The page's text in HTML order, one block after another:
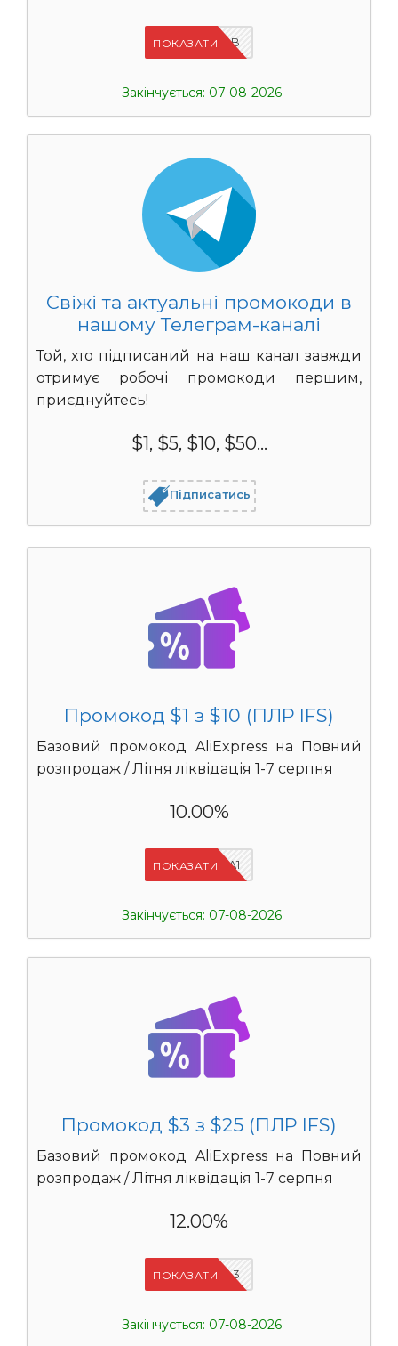
IFPIMPAB
ПОКАЗАТИ
Закінчується: 07-08-2026
Свіжі та актуальні промокоди в
нашому Телеграм-каналі
Той, хто підписаний на наш канал завжди
отримує робочі промокоди першим,
приєднуйтесь!
$1, $5, $10, $50...
Підписатись
Промокод $1 з $10 (ПЛР IFS)
Базовий промокод AliExpress на Повний
розпродаж / Літня ліквідація 1-7 серпня
10.00%
IFSCDUA1
ПОКАЗАТИ
Закінчується: 07-08-2026
Промокод $3 з $25 (ПЛР IFS)
Базовий промокод AliExpress на Повний
розпродаж / Літня ліквідація 1-7 серпня
12.00%
IFSCDUA3
ПОКАЗАТИ
Закінчується: 07-08-2026